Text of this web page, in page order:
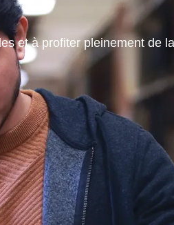
et à profiter pleinement de